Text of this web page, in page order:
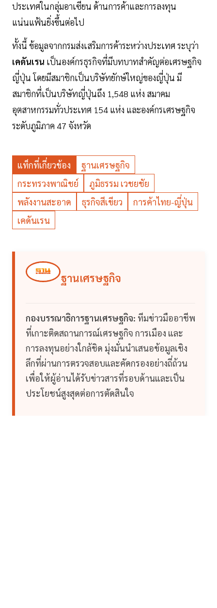
ประเทศในกลุ่มอาเซียน ด้านการค้าและการลงทุน
แน่นแฟ้นยิ่งขึ้นต่อไป
ทั้งนี้ ข้อมูลจากกรมส่งเสริมการค้าระหว่างประเทศ ระบุว่า
เคดันเรน เป็นองค์กรธุรกิจที่มีบทบาทสำคัญต่อเศรษฐกิจ
ญี่ปุ่น โดยมีสมาชิกเป็นบริษัทยักษ์ใหญ่ของญี่ปุ่น มี
สมาชิกที่เป็นบริษัทญี่ปุ่นถึง 1,548 แห่ง สมาคม
อุตสาหกรรมทั่วประเทศ 154 แห่ง และองค์กรเศรษฐกิจ
ระดับภูมิภาค 47 จังหวัด
แท็กที่เกี่ยวข้อง
ฐานเศรษฐกิจ
กระทรวงพาณิชย์
ภูมิธรรม เวชยชัย
พลังงานสะอาด
ธุรกิจสีเขียว
การค้าไทย-ญี่ปุ่น
เคดันเรน
ฐานเศรษฐกิจ
กองบรรณาธิการฐานเศรษฐกิจ: ทีมข่าวมืออาชีพ
ที่เกาะติดสถานการณ์เศรษฐกิจ การเมือง และ
การลงทุนอย่างใกล้ชิด มุ่งมั่นนำเสนอข้อมูลเชิง
ลึกที่ผ่านการตรวจสอบและคัดกรองอย่างถี่ถ้วน
เพื่อให้ผู้อ่านได้รับข่าวสารที่รอบด้านและเป็น
ประโยชน์สูงสุดต่อการตัดสินใจ